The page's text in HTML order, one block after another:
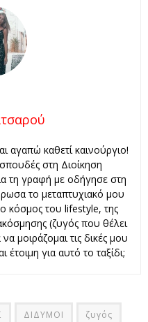
αγαπώ καθετί καινούργιο!
στη Διοίκηση
τη γραφή με οδήγησε στη
το μεταπτυχιακό μου
κόσμος του lifestyle, της
(ζυγός που θέλει
μοιράζομαι τις δικές μου
έτοιμη για αυτό το ταξίδι;
ΔΙΔΥΜΟΙ ζυγός